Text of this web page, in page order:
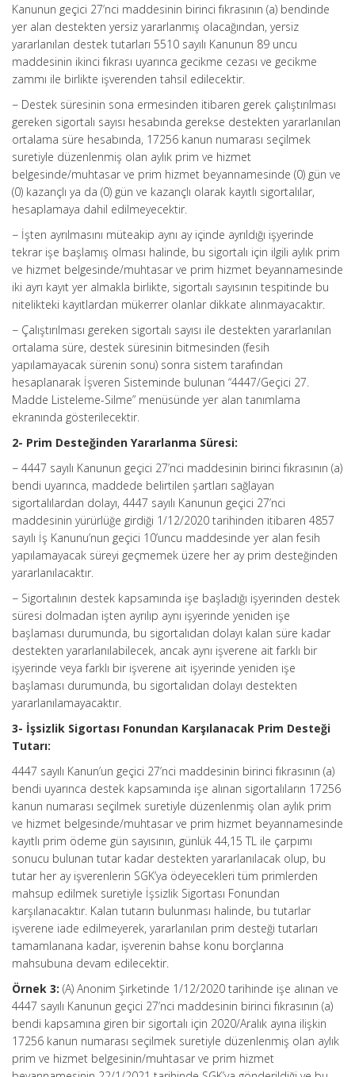
Kanunun geçici 27’nci maddesinin birinci fıkrasının (a) bendinde
yer alan destekten yersiz yararlanmış olacağından, yersiz
yararlanılan destek tutarları 5510 sayılı Kanunun 89 uncu
maddesinin ikinci fıkrası uyarınca gecikme cezası ve gecikme
zammı ile birlikte işverenden tahsil edilecektir.
− Destek süresinin sona ermesinden itibaren gerek çalıştırılması
gereken sigortalı sayısı hesabında gerekse destekten yararlanılan
ortalama süre hesabında, 17256 kanun numarası seçilmek
suretiyle düzenlenmiş olan aylık prim ve hizmet
belgesinde/muhtasar ve prim hizmet beyannamesinde (0) gün ve
(0) kazançlı ya da (0) gün ve kazançlı olarak kayıtlı sigortalılar,
hesaplamaya dahil edilmeyecektir.
− İşten ayrılmasını müteakip aynı ay içinde ayrıldığı işyerinde
tekrar işe başlamış olması halinde, bu sigortalı için ilgili aylık prim
ve hizmet belgesinde/muhtasar ve prim hizmet beyannamesinde
iki ayrı kayıt yer almakla birlikte, sigortalı sayısının tespitinde bu
nitelikteki kayıtlardan mükerrer olanlar dikkate alınmayacaktır.
− Çalıştırılması gereken sigortalı sayısı ile destekten yararlanılan
ortalama süre, destek süresinin bitmesinden (fesih
yapılamayacak sürenin sonu) sonra sistem tarafından
hesaplanarak İşveren Sisteminde bulunan “4447/Geçici 27.
Madde Listeleme-Silme” menüsünde yer alan tanımlama
ekranında gösterilecektir.
2- Prim Desteğinden Yararlanma Süresi:
− 4447 sayılı Kanunun geçici 27’nci maddesinin birinci fıkrasının (a)
bendi uyarınca, maddede belirtilen şartları sağlayan
sigortalılardan dolayı, 4447 sayılı Kanunun geçici 27’nci
maddesinin yürürlüğe girdiği 1/12/2020 tarihinden itibaren 4857
sayılı İş Kanunu’nun geçici 10’uncu maddesinde yer alan fesih
yapılamayacak süreyi geçmemek üzere her ay prim desteğinden
yararlanılacaktır.
− Sigortalının destek kapsamında işe başladığı işyerinden destek
süresi dolmadan işten ayrılıp aynı işyerinde yeniden işe
başlaması durumunda, bu sigortalıdan dolayı kalan süre kadar
destekten yararlanılabilecek, ancak aynı işverene ait farklı bir
işyerinde veya farklı bir işverene ait işyerinde yeniden işe
başlaması durumunda, bu sigortalıdan dolayı destekten
yararlanılamayacaktır.
3- İşsizlik Sigortası Fonundan Karşılanacak Prim Desteği
Tutarı:
4447 sayılı Kanun’un geçici 27’nci maddesinin birinci fıkrasının (a)
bendi uyarınca destek kapsamında işe alınan sigortalıların 17256
kanun numarası seçilmek suretiyle düzenlenmiş olan aylık prim
ve hizmet belgesinde/muhtasar ve prim hizmet beyannamesinde
kayıtlı prim ödeme gün sayısının, günlük 44,15 TL ile çarpımı
sonucu bulunan tutar kadar destekten yararlanılacak olup, bu
tutar her ay işverenlerin SGK’ya ödeyecekleri tüm primlerden
mahsup edilmek suretiyle İşsizlik Sigortası Fonundan
karşılanacaktır. Kalan tutarın bulunması halinde, bu tutarlar
işverene iade edilmeyerek, yararlanılan prim desteği tutarları
tamamlanana kadar, işverenin bahse konu borçlarına
mahsubuna devam edilecektir.
Örnek 3: (A) Anonim Şirketinde 1/12/2020 tarihinde işe alınan ve
4447 sayılı Kanunun geçici 27’nci maddesinin birinci fıkrasının (a)
bendi kapsamına giren bir sigortalı için 2020/Aralık ayına ilişkin
17256 kanun numarası seçilmek suretiyle düzenlenmiş olan aylık
prim ve hizmet belgesinin/muhtasar ve prim hizmet